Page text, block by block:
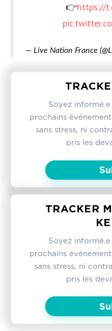
👉https://
— Live Nation France
Soyez
prochains
sans stress, ni
pris les
TRACKER
Soyez
prochains
sans stress, ni
pris les